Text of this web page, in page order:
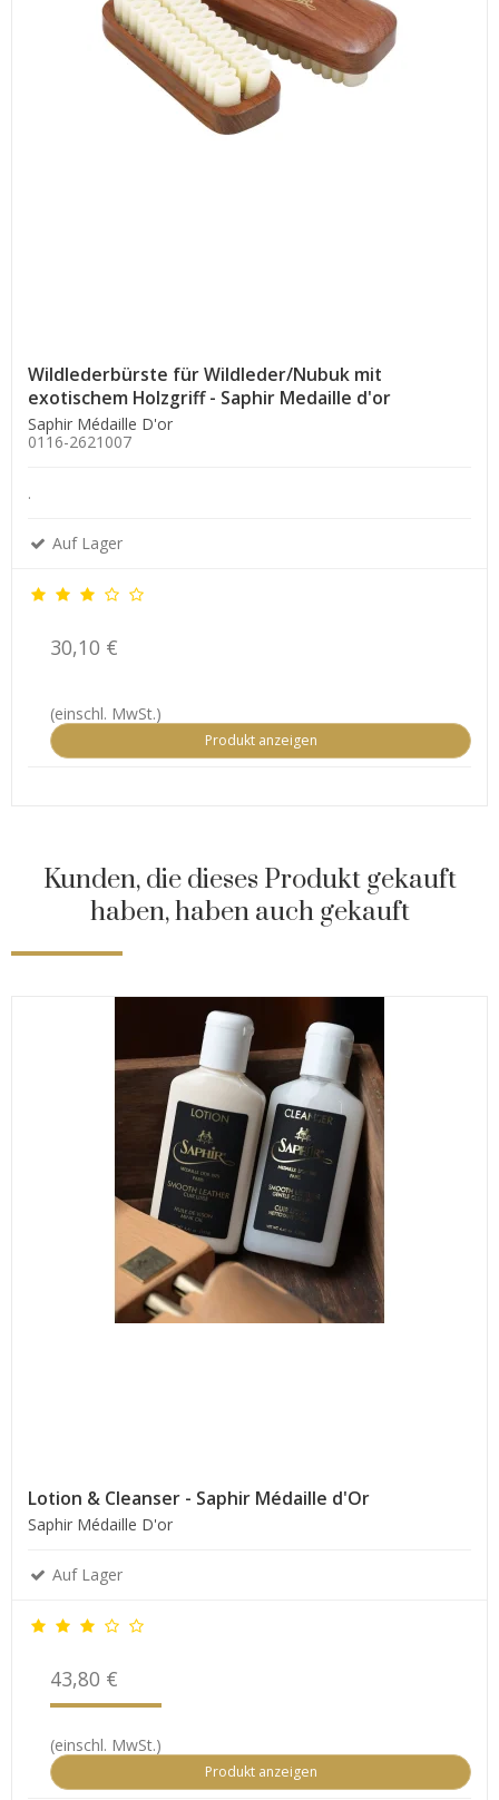
Wildlederbürste für Wildleder/Nubuk mit
exotischem Holzgriff - Saphir Medaille d'or
Saphir Médaille D'or
0116-2621007
.
Auf Lager
30,10 €
(einschl. MwSt.)
Produkt anzeigen
Kunden, die dieses Produkt gekauft
haben, haben auch gekauft
Lotion & Cleanser - Saphir Médaille d'Or
Saphir Médaille D'or
Auf Lager
43,80 €
(einschl. MwSt.)
Produkt anzeigen